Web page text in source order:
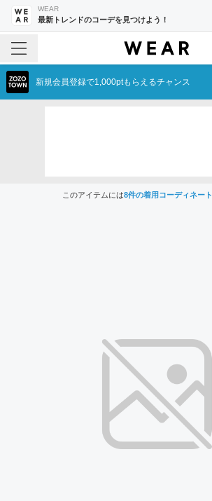
WEAR
最新トレンドのコーデを見つけよう！
新規会員登録で1,000ptもらえるチャンス
このアイテムには8件の着用コーディネート